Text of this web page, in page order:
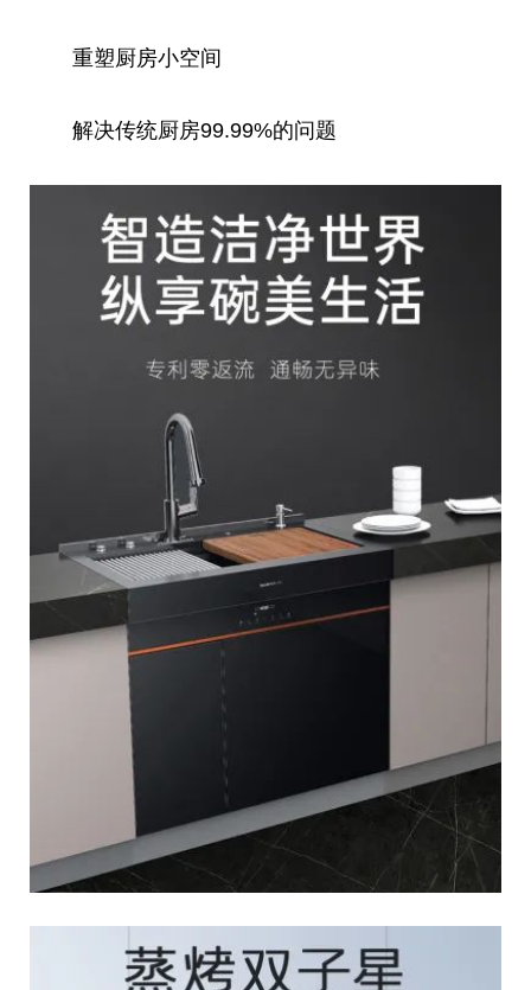
重塑厨房小空间
解决传统厨房99.99%的问题